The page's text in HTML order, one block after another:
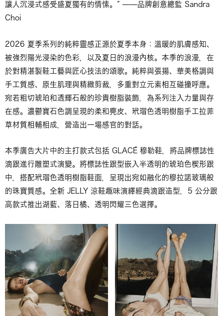
讓人沉浸式感受盛夏獨有的情愫。” ——品牌創意總監 Sandra
Choi
2026 夏季系列的純粹靈感正源於夏季本身：溫暖的肌膚感知、
被強烈陽光浸染的色彩，以及夏日的浪漫內核。本季的浪漫，在
於對精湛製鞋工藝與匠心技法的頌歌。純粹與張揚、華美格調與
手工質感、原生肌理與精緻剪裁，多重對立元素相互碰撞呼應。
宛若粗切琥珀和透輝石般的珍貴樹脂裝飾，為系列注入力量與存
在感。濃鬱寶石色調呈現的柔和麂皮、玳瑁色透明樹脂手工拉菲
草材質相輔相成，營造出一場感官的對話。
本季廣告大片中的主打款式包括 GLACÉ 穆勒鞋，將品牌標誌性
滴跟進行雕塑式演變。將標誌性跟型嵌入半透明的琥珀色楔形跟
中，搭配玳瑁色透明樹脂鞋面，呈現出宛如融化的穆拉諾玻璃般
的珠寶質感。全新 JELLY 涼鞋趣味演繹經典滴跟造型，5 公分跟
高款式推出湖藍、落日橘、透明閃耀三色選擇。